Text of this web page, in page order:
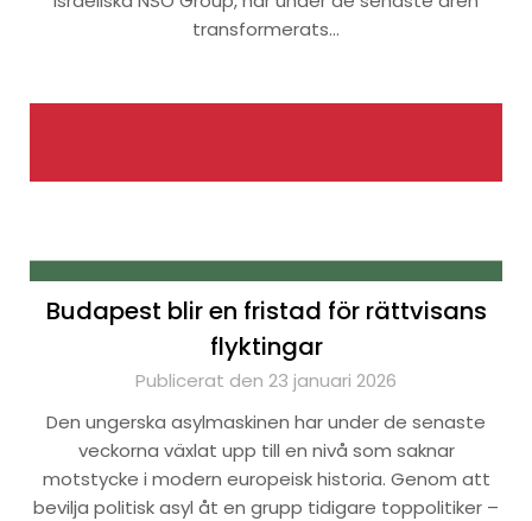
transformerats…
Budapest blir en fristad för rättvisans
flyktingar
Publicerat den 23 januari 2026
Den ungerska asylmaskinen har under de senaste
veckorna växlat upp till en nivå som saknar
motstycke i modern europeisk historia. Genom att
bevilja politisk asyl åt en grupp tidigare toppolitiker –